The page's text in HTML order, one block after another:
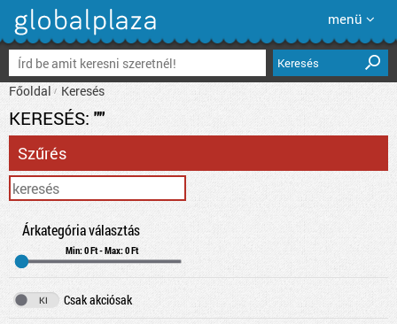
menü
Keresés
Főoldal Keresés
KERESÉS: ""
Szűrés
Árkategória választás
Min: 0 Ft - Max: 0 Ft
Csak akciósak